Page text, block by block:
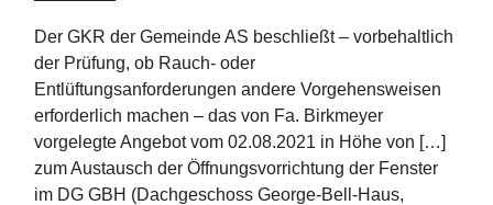
Der GKR der Gemeinde AS beschließt – vorbehaltlich
der Prüfung, ob Rauch- oder
Entlüftungsanforderungen andere Vorgehensweisen
erforderlich machen – das von Fa. Birkmeyer
vorgelegte Angebot vom 02.08.2021 in Höhe von […]
zum Austausch der Öffnungsvorrichtung der Fenster
im DG GBH (Dachgeschoss George-Bell-Haus,